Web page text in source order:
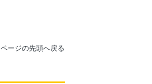
ページの先頭へ戻る